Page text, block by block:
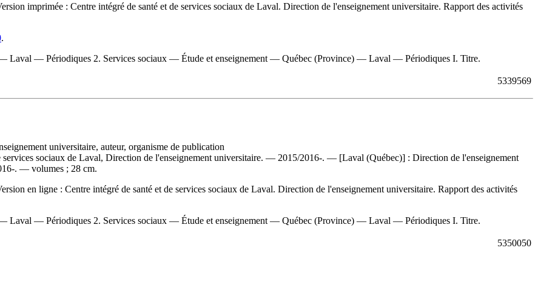
imprimée : Centre intégré de santé et de services sociaux de Laval. Direction de l'enseignement universitaire. Rapport des activités
.
Laval — Périodiques 2. Services sociaux — Étude et enseignement — Québec (Province) — Laval — Périodiques I. Titre.
5339569
universitaire, auteur, organisme de publication
services sociaux de Laval, Direction de l'enseignement universitaire. — 2015/2016-. — [Laval (Québec)] : Direction de l'enseignement
. — volumes ; 28 cm.
en ligne : Centre intégré de santé et de services sociaux de Laval. Direction de l'enseignement universitaire. Rapport des activités
Laval — Périodiques 2. Services sociaux — Étude et enseignement — Québec (Province) — Laval — Périodiques I. Titre.
5350050